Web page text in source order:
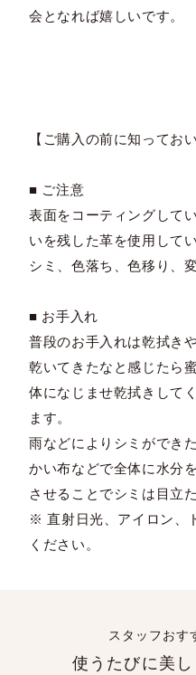
会となれば嬉しいです。
【ご購入の前に知ってお
■ ご注意
表面をコーティングして
いを残した革を使用して
シミ、色落ち、色移り、
■ お手入れ
普段のお手入れは乾拭き
乾いてきたなと感じたら
体になじませ乾拭きして
ます。
雨などによりシミができ
かい布などで全体に水分
させることでシミは目立
※ 直射日光、アイロン、
ください。
スタッフおす
使うたびに美し